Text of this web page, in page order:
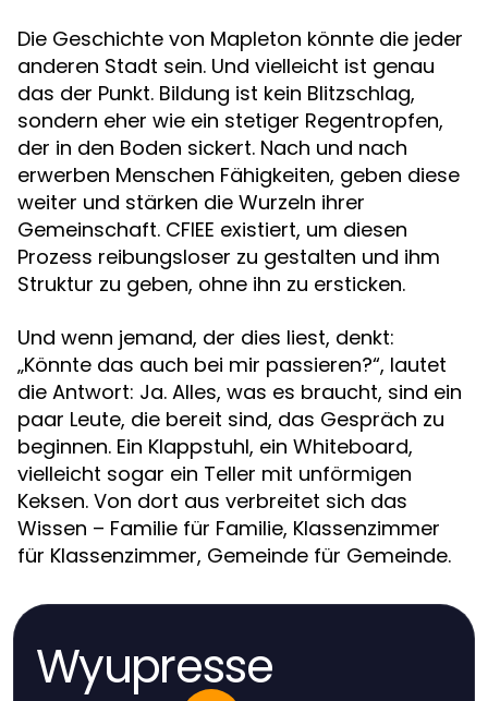
Die Geschichte von Mapleton könnte die jeder
anderen Stadt sein. Und vielleicht ist genau
das der Punkt. Bildung ist kein Blitzschlag,
sondern eher wie ein stetiger Regentropfen,
der in den Boden sickert. Nach und nach
erwerben Menschen Fähigkeiten, geben diese
weiter und stärken die Wurzeln ihrer
Gemeinschaft. CFIEE existiert, um diesen
Prozess reibungsloser zu gestalten und ihm
Struktur zu geben, ohne ihn zu ersticken.
Und wenn jemand, der dies liest, denkt:
„Könnte das auch bei mir passieren?“, lautet
die Antwort: Ja. Alles, was es braucht, sind ein
paar Leute, die bereit sind, das Gespräch zu
beginnen. Ein Klappstuhl, ein Whiteboard,
vielleicht sogar ein Teller mit unförmigen
Keksen. Von dort aus verbreitet sich das
Wissen – Familie für Familie, Klassenzimmer
für Klassenzimmer, Gemeinde für Gemeinde.
Wyupresse